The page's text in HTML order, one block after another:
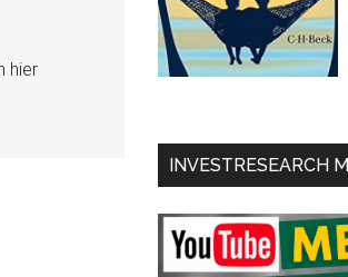
hier
INVESTRESEARCH